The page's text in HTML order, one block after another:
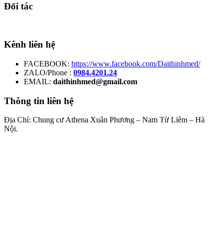
Đối tác
Kênh liên hệ
FACEBOOK: https://www.facebook.com/Daithinhmed/
ZALO/Phone : 0984.4201.24
EMAIL: daithinhmed@gmail.com
Thông tin liên hệ
Địa Chỉ: Chung cư Athena Xuân Phương – Nam Từ Liêm – Hà
Nội.